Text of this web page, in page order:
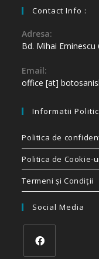
Contact Info :
Adresa:
Bd. Mihai
Email:
office [at]
Informatii
Politica de
Politica de Cookie-
Termeni și Condiții
Social Media